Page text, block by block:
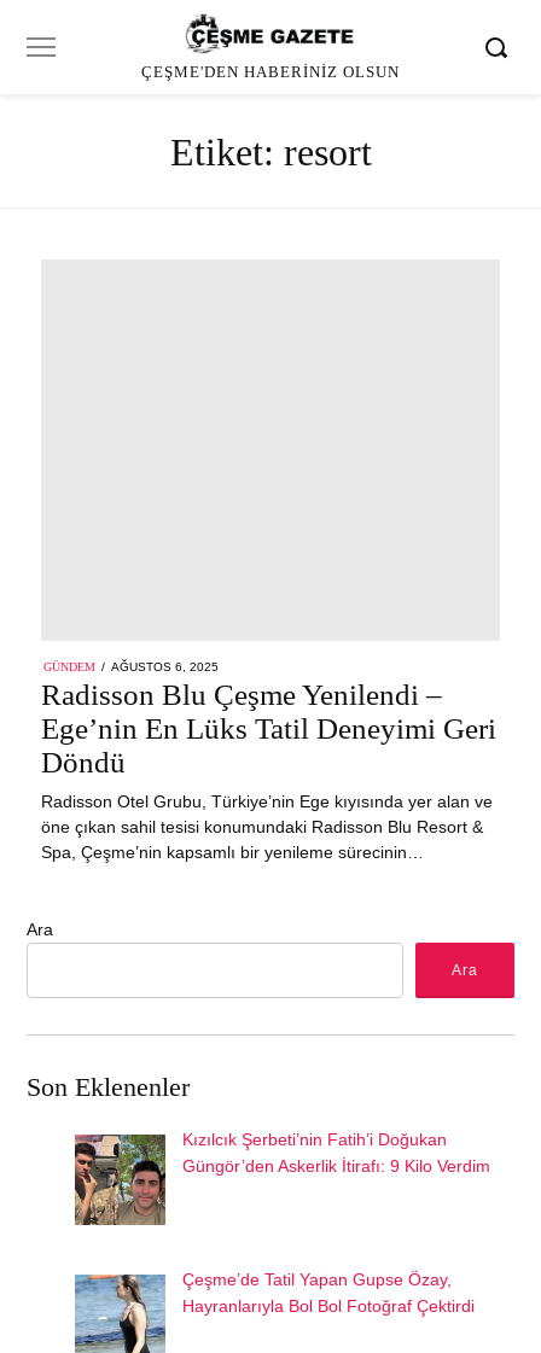
ÇEŞME'DEN HABERINIZ OLSUN
Etiket: resort
GÜNDEM
POSTED
AĞUSTOS 6, 2025
Radisson Blu Çeşme Yenilendi –
Ege’nin En Lüks Tatil Deneyimi Geri
Döndü
Radisson Otel Grubu, Türkiye’nin Ege kıyısında yer alan ve
öne çıkan sahil tesisi konumundaki Radisson Blu Resort &
Spa, Çeşme’nin kapsamlı bir yenileme sürecinin…
Ara
Ara
Son Eklenenler
Kızılcık Şerbeti’nin Fatih’i Doğukan
Güngör’den Askerlik İtirafı: 9 Kilo Verdim
Çeşme’de Tatil Yapan Gupse Özay,
Hayranlarıyla Bol Bol Fotoğraf Çektirdi